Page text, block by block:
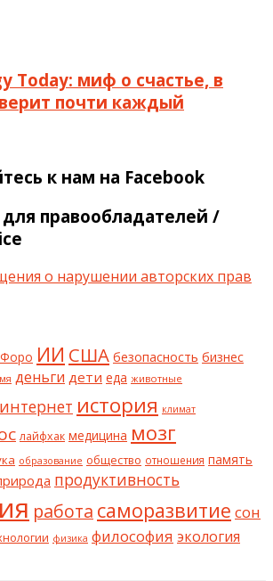
Today: миф о счастье, в
почти каждый
к нам на Facebook
правообладателей /
о нарушении авторских прав
ИИ США безопасность бизнес
деньги дети еда животные
интернет история климат
лайфхак медицина мозг
образование общество отношения память
продуктивность
работа саморазвитие сон
физика философия экология